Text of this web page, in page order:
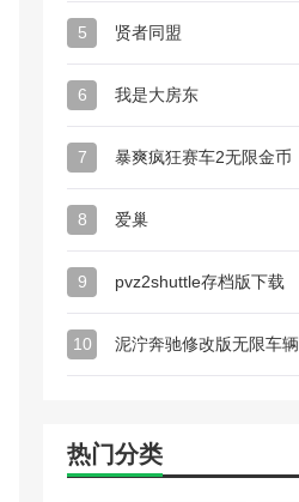
5 贤者同盟
6 我是大房东
7 暴爽疯狂赛车2无限金币
8 爱巢
9 pvz2shuttle存档版下载
10 泥泞奔驰修改版无限车辆
热门分类